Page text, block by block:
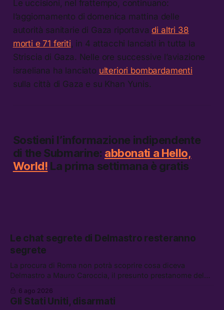
Le uccisioni, nel frattempo, continuano:
l’aggiornamento di domenica mattina delle
autorità sanitarie di Gaza riportava di altri 38
morti e 71 feriti , in 4 attacchi lanciati in tutta la
Striscia di Gaza. Nelle ore successive l’aviazione
israeliana ha lanciato ulteriori bombardamenti
sulla città di Gaza e su Khan Yunis.
Sostieni l’informazione indipendente
di the Submarine: abbonati a Hello,
World! La prima settimana è gratis
Le chat segrete di Delmastro resteranno
segrete
La procura di Roma non potrà scoprire cosa diceva
Delmastro a Mauro Caroccia, il presunto prestanome del
attacchi in Libano, il governo chiederà 36 miliardi di
flessibilità in armi e energia, e Grokipedia è già stata
6 ago 2026
Gli Stati Uniti, disarmati